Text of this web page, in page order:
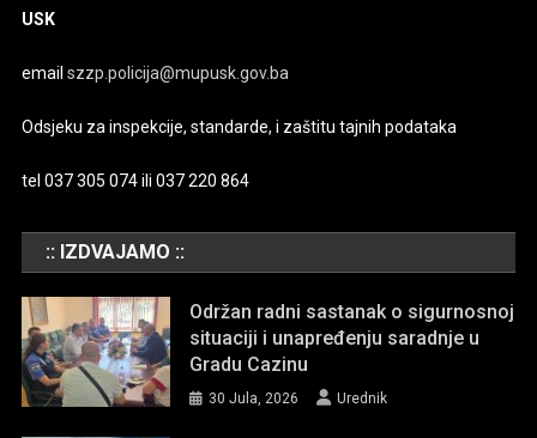
USK
emailszzp.policija@mupusk.gov.ba
Odsjeku za inspekcije, standarde, i zaštitu tajnih podataka
tel 037 305 074 ili 037 220 864
:: IZDVAJAMO ::
Održan radni sastanak o sigurnosnoj
situaciji i unapređenju saradnje u
Gradu Cazinu
30 Jula, 2026 Urednik